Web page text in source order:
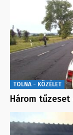
TOLNA - KÖZÉLET
Három